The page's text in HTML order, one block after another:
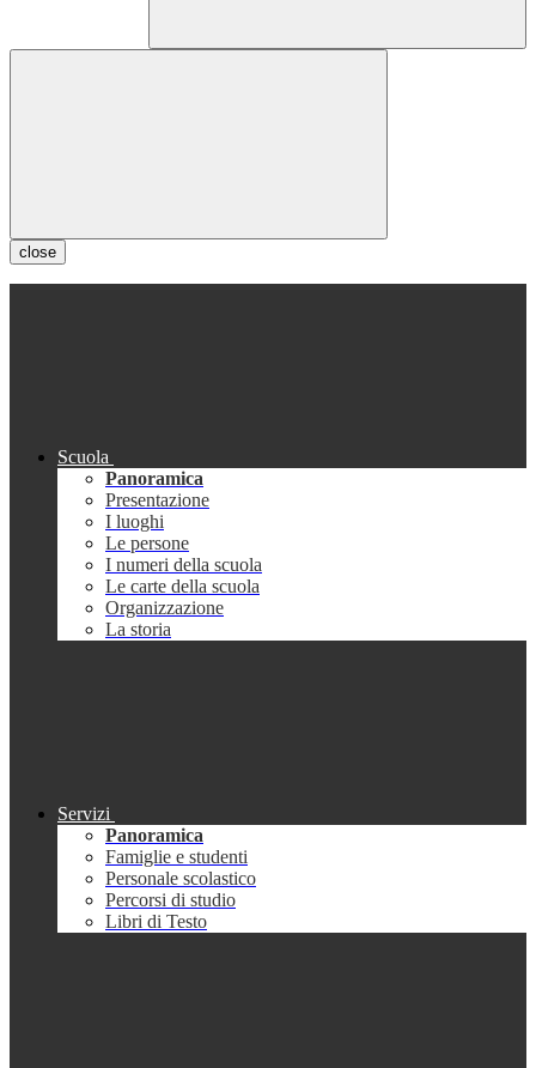
close
Scuola
Panoramica
Presentazione
I luoghi
Le persone
I numeri della scuola
Le carte della scuola
Organizzazione
La storia
Servizi
Panoramica
Famiglie e studenti
Personale scolastico
Percorsi di studio
Libri di Testo